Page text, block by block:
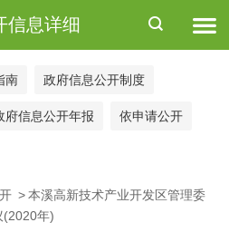
信息详细
南 政府信息公开制度
府信息公开年报 依申请公开
> 本溪高新技术产业开发区管理委
(2020年)